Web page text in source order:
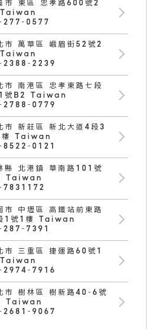
市 東區 忠孝路600號2
277-0577
市 萬華區 峨眉街52號2
2388-2239
市 南港區 忠孝東路七段
號B2 Taiwan
2788-0779
市 新莊區 新北大道4段3
樓 Taiwan
8522-0121
縣 北港鎮 華南路101號
Taiwan
7831172
市 中壢區 高鐵站前東路
1號1樓 Taiwan
287-7391
市 三重區 捷運路60號1
2974-7916
市 樹林區 樹新路40-6號
Taiwan
2681-9067